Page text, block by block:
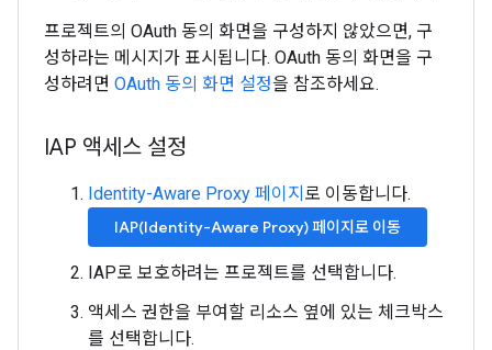
프로젝트의 OAuth 동의 화면을 구성하지 않았으면, 구
성하라는 메시지가 표시됩니다. OAuth 동의 화면을 구
성하려면 OAuth 동의 화면 설정을 참조하세요.
IAP 액세스 설정
Identity-Aware Proxy 페이지 로 이동합니다.
IAP(Identity-Aware Proxy) 페이지로 이동
IAP로 보호하려는 프로젝트를 선택합니다.
액세스 권한을 부여할 리소스 옆에 있는 체크박스
를 선택합니다.